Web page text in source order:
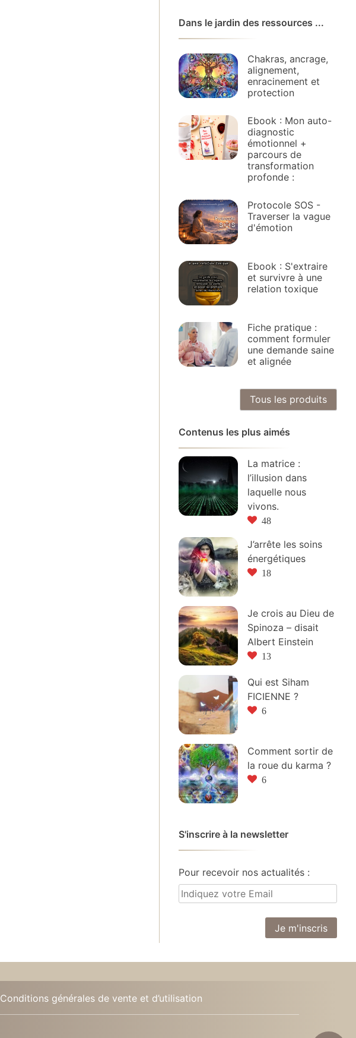
Dans le jardin des ressources ...
Chakras, ancrage,
alignement,
enracinement et
protection
Ebook : Mon auto-
diagnostic
émotionnel +
parcours de
transformation
profonde :
Protocole SOS -
Traverser la vague
d'émotion
Ebook : S'extraire
et survivre à une
relation toxique
Fiche pratique :
comment formuler
une demande saine
et alignée
Tous les produits
Contenus les plus aimés
La matrice :
l’illusion dans
laquelle nous
vivons.
48
J’arrête les soins
énergétiques
18
Je crois au Dieu de
Spinoza – disait
Albert Einstein
13
Qui est Siham
FICIENNE ?
6
Comment sortir de
la roue du karma ?
6
S'inscrire à la newsletter
Pour recevoir nos actualités :
Conditions générales de vente et d’utilisation